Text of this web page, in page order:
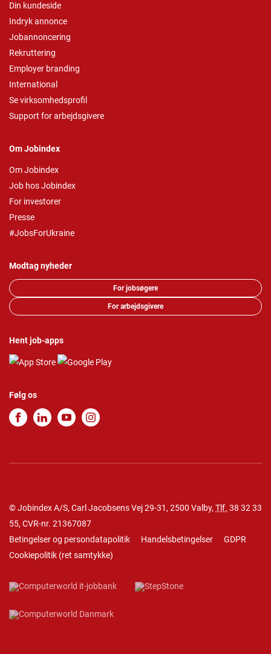
Din kundeside
Indryk annonce
Jobannoncering
Rekruttering
Employer branding
International
Se virksomhedsprofil
Support for arbejdsgivere
Om Jobindex
Om Jobindex
Job hos Jobindex
For investorer
Presse
#JobsForUkraine
Modtag nyheder
For jobsøgere
For arbejdsgivere
Hent job-apps
Følg os
© Jobindex A/S, Carl Jacobsens Vej 29-31, 2500 Valby, Tlf. 38 32 33
55, CVR-nr. 21367087
Betingelser og persondatapolitik
Handelsbetingelser
GDPR
Cookiepolitik (ret samtykke)